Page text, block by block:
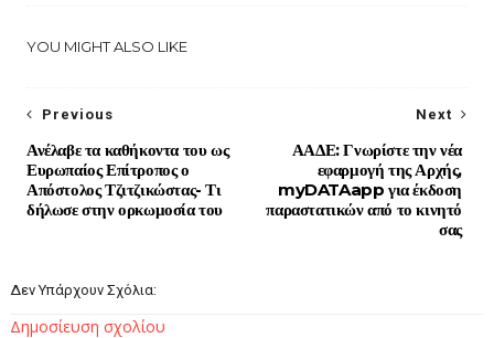
YOU MIGHT ALSO LIKE
Next
ΑΑΔΕ: Γνωρίστε την νέα
εφαρμογή της Αρχής,
myDATAapp για έκδοση
παραστατικών από το κινητό
σας
Previous
Ανέλαβε τα καθήκοντα του ως
Ευρωπαίος Επίτροπος ο
Απόστολος Τζιτζικώστας- Τι
δήλωσε στην ορκωμοσία του
Δεν Υπάρχουν Σχόλια:
Δημοσίευση σχολίου